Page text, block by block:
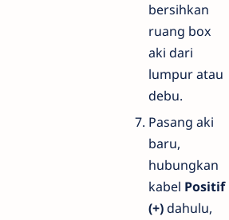
bersihkan
ruang box
aki dari
lumpur atau
debu.
Pasang aki
baru,
hubungkan
kabel Positif
(+)dahulu,